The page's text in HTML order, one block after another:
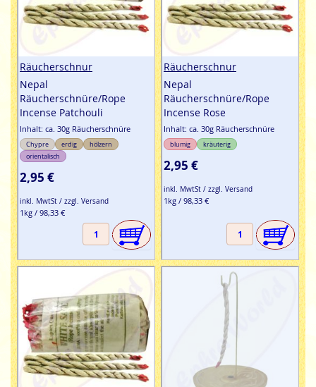
Räucherschnur
Nepal
Räucherschnüre/Rope
Incense Patchouli
Inhalt: ca. 30g Räucherschnüre
Chypre erdig
hölzern
orientalisch
2,95 €
inkl. MwtSt / zzgl. Versand
1kg / 98,33 €
Räucherschnur
Nepal
Räucherschnüre/Rope
Incense Rose
Inhalt: ca. 30g Räucherschnüre
blumig kräuterig
2,95 €
inkl. MwtSt / zzgl. Versand
1kg / 98,33 €